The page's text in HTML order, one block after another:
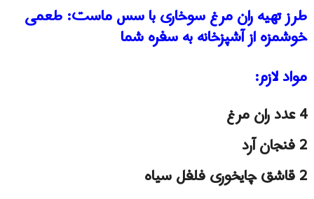
طرز تهیه ران مرغ سوخاری با سس ماست: طعمی
خوشمزه از آشپزخانه به سفره شما
مواد لازم:
4 عدد ران مرغ
2 فنجان آرد
2 قاشق چایخوری فلفل سیاه